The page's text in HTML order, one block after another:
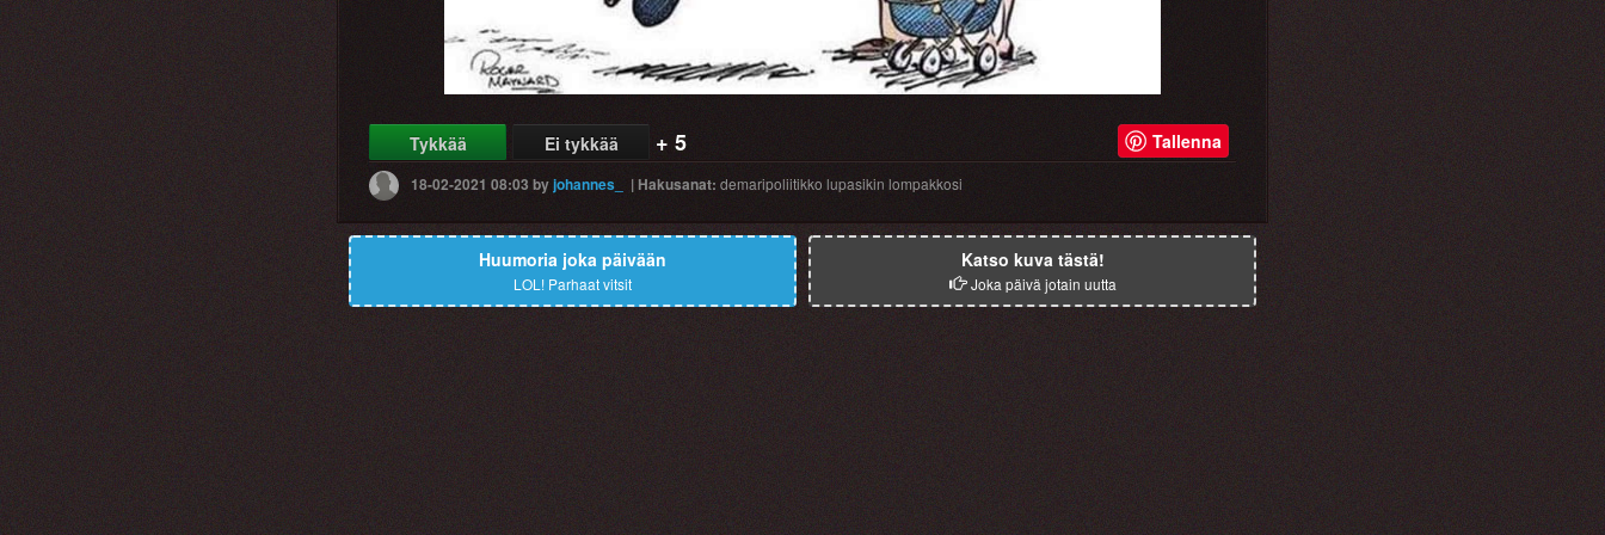
Tykkää Ei tykkää + 5 Tallenna
18-02-2021 08:03 byjohannes_ |Hakusanat: demaripoliitikko lupasikin lompakkosi
Huumoria joka päivään
LOL! Parhaat vitsit
Katso kuva tästä!
Joka päivä jotain uutta